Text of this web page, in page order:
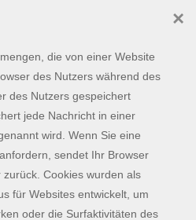
gefunden werden.
Kontaktformular
die von einer Website
des Nutzers während des
des Nutzers gespeichert
jede Nachricht in einer
wird. Wenn Sie eine
sendet Ihr Browser
Cookies wurden als
für Websites entwickelt, um
oder die Surfaktivitäten des
×